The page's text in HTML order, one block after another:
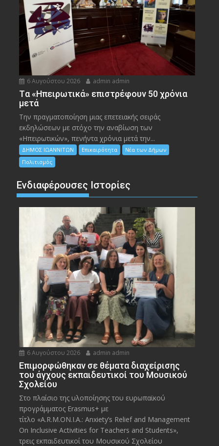
6 Αυγούστου 2026 admin admin
Tα «Ηπειρωτικά» επιστρέφουν 50 χρόνια
μετά
Την πραγματοποίηση μιας επετειακής σειράς
εκδηλώσεων με στόχο την αναβίωση των
«Ηπειρωτικών», πενήντα χρόνια μετά την...
ΔΗΜΟΣ ΙΩΑΝΝΙΤΩΝ Επικαιρότητα
Νέα των Δήμων
Πολιτισμός
Ενδιαφέρουσες Ιστορίες
6 Αυγούστου 2026 admin admin
Eπιμορφώθηκαν σε θέματα διαχείρισης
του άγχους εκπαιδευτικοί του Μουσικού
Σχολείου
Στο πλαίσιο της υλοποίησης του ευρωπαϊκού
προγράμματος Erasmus+ με
τίτλο «A.R.M.ON.I.A.: Anxiety’s Relief and Management
On Inclusive Activities for Teachers and Students»,
τρεις εκπαιδευτικοί του Μουσικού Σχολείου